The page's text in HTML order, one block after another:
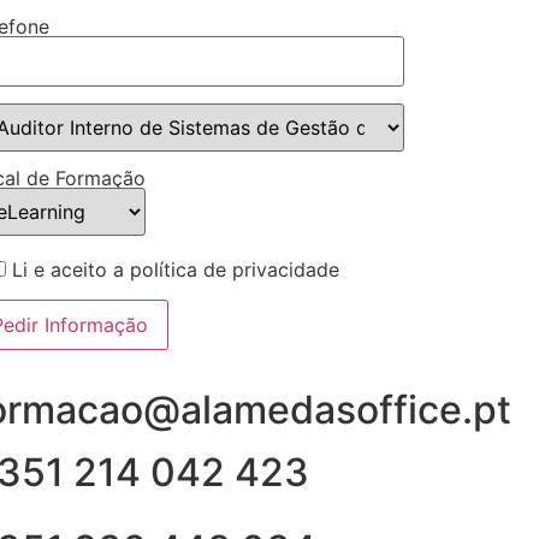
de Formação
Li e aceito a política de privacidade
214 042 423